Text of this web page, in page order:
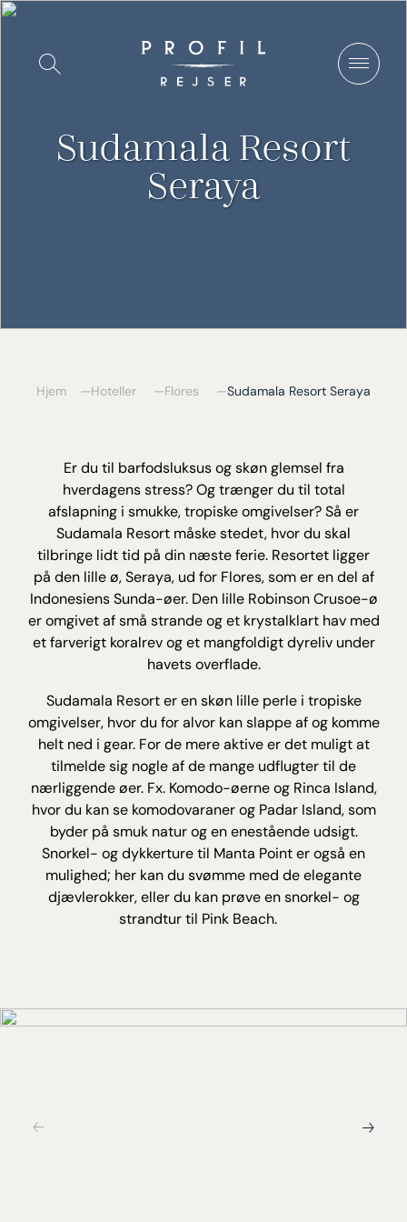
indhold
Vis/Skjul
søgning
Sudamala Resort
Seraya
Hjem Hoteller Flores Sudamala Resort Seraya
Er du til barfodsluksus og skøn glemsel fra
hverdagens stress? Og trænger du til total
afslapning i smukke, tropiske omgivelser? Så er
Sudamala Resort måske stedet, hvor du skal
tilbringe lidt tid på din næste ferie. Resortet ligger
på den lille ø, Seraya, ud for Flores, som er en del af
Indonesiens Sunda-øer. Den lille Robinson Crusoe-ø
er omgivet af små strande og et krystalklart hav med
et farverigt koralrev og et mangfoldigt dyreliv under
havets overflade.
Sudamala Resort er en skøn lille perle i tropiske
omgivelser, hvor du for alvor kan slappe af og komme
helt ned i gear. For de mere aktive er det muligt at
tilmelde sig nogle af de mange udflugter til de
nærliggende øer. Fx. Komodo-øerne og Rinca Island,
hvor du kan se komodovaraner og Padar Island, som
byder på smuk natur og en enestående udsigt.
Snorkel- og dykkerture til Manta Point er også en
mulighed; her kan du svømme med de elegante
djævlerokker, eller du kan prøve en snorkel- og
strandtur til Pink Beach.